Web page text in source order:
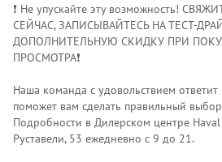
❗️ Не упускайте эту возможность!
СЕЙЧАС, ЗАПИСЫВАЙТЕСЬ НА ТЕСТ-
ДОПОЛНИТЕЛЬНУЮ СКИДКУ ПРИ
ПРОСМОТРА❗️
Наша команда с удовольствием
поможет вам сделать правильный
Подробности в Дилерском центре
Руставели, 53 ежедневно с 9 до 21.